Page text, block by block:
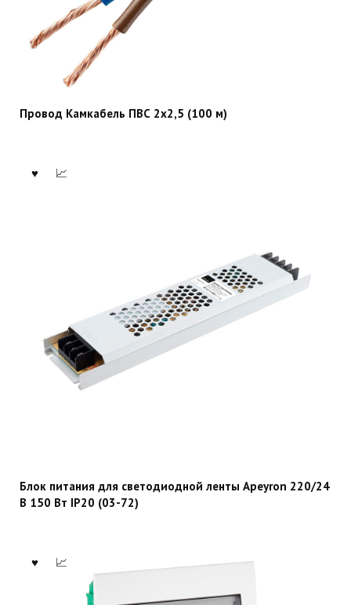
Провод Камкабель ПВС 2х2,5 (100 м)
Блок питания для светодиодной ленты Apeyron 220/24
В 150 Вт IP20 (03-72)